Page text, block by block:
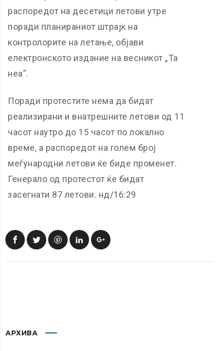
распоредот на десетици летови утре
поради планираниот штрајк на
контролорите на летање, објави
електронското издание на весникот „Та
неа“.
Поради протестите нема да бидат
реализирани и внатрешните летови од 11
часот наутро до 15 часот по локално
време, а распоредот на голем број
меѓународни летови ќе биде променет.
Генерало од протестот ќе бидат
засегнати 87 летови. нд/16:29
АРХИВА